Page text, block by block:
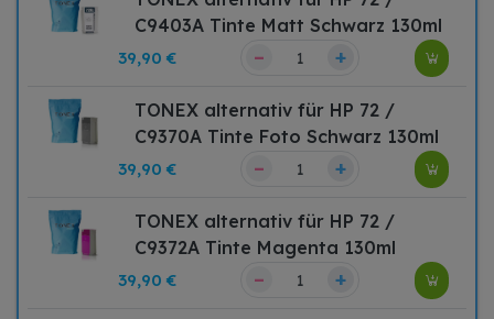
C9403A Tinte Matt Schwarz 130ml
39,90 € – +
TONEX alternativ für HP 72 /
C9370A Tinte Foto Schwarz 130ml
39,90 € – +
TONEX alternativ für HP 72 /
C9372A Tinte Magenta 130ml
39,90 € – +